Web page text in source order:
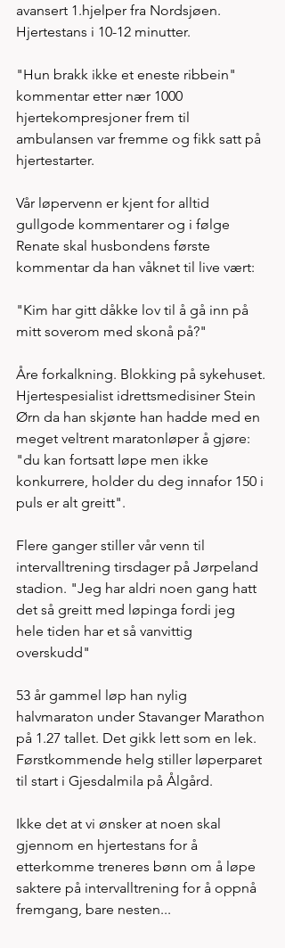
avansert 1.hjelper fra Nordsjøen.
Hjertestans i 10-12 minutter.
"Hun brakk ikke et eneste ribbein"
kommentar etter nær 1000
hjertekompresjoner frem til
ambulansen var fremme og fikk satt på
hjertestarter.
Vår løpervenn er kjent for alltid
gullgode kommentarer og i følge
Renate skal husbondens første
kommentar da han våknet til live vært:
"Kim har gitt dåkke lov til å gå inn på
mitt soverom med skonå på?"
Åre forkalkning. Blokking på sykehuset.
Hjertespesialist idrettsmedisiner Stein
Ørn da han skjønte han hadde med en
meget veltrent maratonløper å gjøre:
"du kan fortsatt løpe men ikke
konkurrere, holder du deg innafor 150 i
puls er alt greitt".
Flere ganger stiller vår venn til
intervalltrening tirsdager på Jørpeland
stadion. "Jeg har aldri noen gang hatt
det så greitt med løpinga fordi jeg
hele tiden har et så vanvittig
overskudd"
53 år gammel løp han nylig
halvmaraton under Stavanger Marathon
på 1.27 tallet. Det gikk lett som en lek.
Førstkommende helg stiller løperparet
til start i Gjesdalmila på Ålgård.
Ikke det at vi ønsker at noen skal
gjennom en hjertestans for å
etterkomme treneres bønn om å løpe
saktere på intervalltrening for å oppnå
fremgang, bare nesten...